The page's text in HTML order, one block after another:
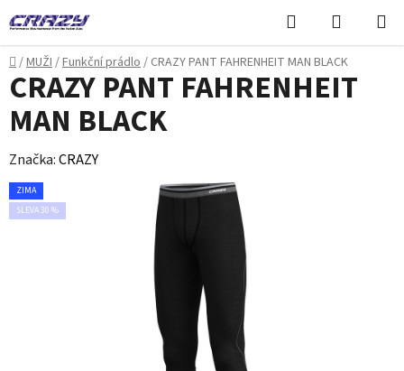
na
obsah
Hledat
KOŠÍK
Domů
/MUŽI/Funkční prádlo/ CRAZY PANT FAHRENHEIT MAN BLACK
CRAZY PANT FAHRENHEIT
MAN BLACK
Značka:CRAZY
ZIMA
SLEVA 30 %